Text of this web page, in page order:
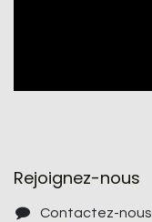
Rejoignez-nous
Contactez-nous